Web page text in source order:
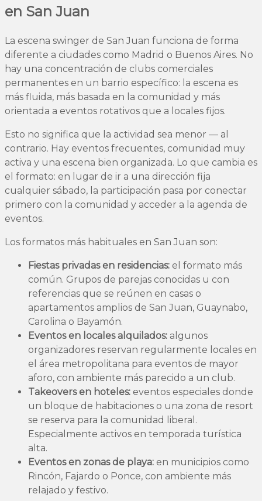
en San Juan
La escena swinger de San Juan funciona de forma
diferente a ciudades como Madrid o Buenos Aires. No
hay una concentración de clubs comerciales
permanentes en un barrio específico: la escena es
más fluida, más basada en la comunidad y más
orientada a eventos rotativos que a locales fijos.
Esto no significa que la actividad sea menor — al
contrario. Hay eventos frecuentes, comunidad muy
activa y una escena bien organizada. Lo que cambia es
el formato: en lugar de ir a una dirección fija
cualquier sábado, la participación pasa por conectar
primero con la comunidad y acceder a la agenda de
eventos.
Los formatos más habituales en San Juan son:
Fiestas privadas en residencias: el formato más
común. Grupos de parejas conocidas u con
referencias que se reúnen en casas o
apartamentos amplios de San Juan, Guaynabo,
Carolina o Bayamón.
Eventos en locales alquilados: algunos
organizadores reservan regularmente locales en
el área metropolitana para eventos de mayor
aforo, con ambiente más parecido a un club.
Takeovers en hoteles: eventos especiales donde
un bloque de habitaciones o una zona de resort
se reserva para la comunidad liberal.
Especialmente activos en temporada turística
alta.
Eventos en zonas de playa: en municipios como
Rincón, Fajardo o Ponce, con ambiente más
relajado y festivo.